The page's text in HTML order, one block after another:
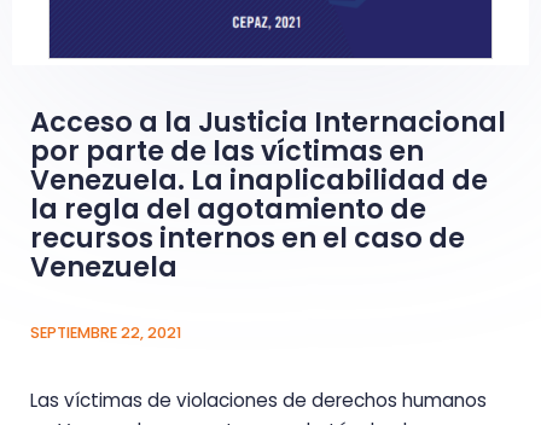
Acceso a la Justicia Internacional
por parte de las víctimas en
Venezuela. La inaplicabilidad de
la regla del agotamiento de
recursos internos en el caso de
Venezuela
SEPTIEMBRE 22, 2021
Las víctimas de violaciones de derechos humanos